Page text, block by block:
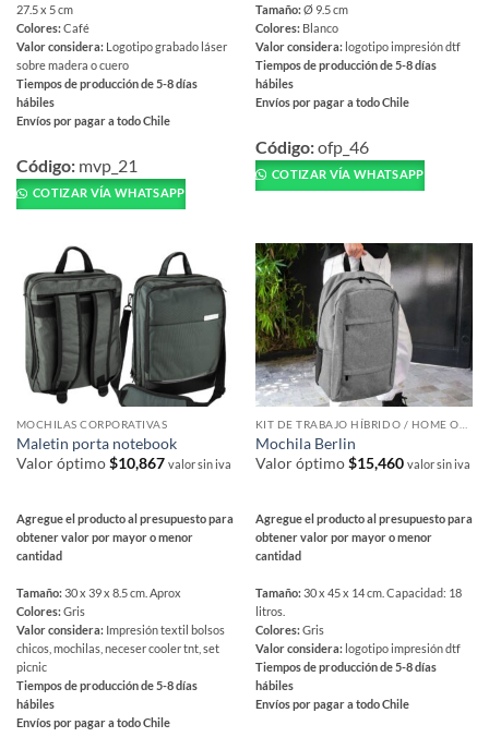
27.5 x 5 cm
Colores:Café
Valor considera: Logotipo grabado láser
sobre madera o cuero
Tiempos de producción de 5-8 días
hábiles
Envíos por pagar a todo Chile
producto
tiene
múltiples
opciones
se
pueden
elegir
en
de
producto
Código: mvp_21
COTIZAR VÍA WHATSAPP
Tamaño:Ø 9.5 cm
Colores: Blanco
Valor considera: logotipo impresión dtf
Tiempos de producción de 5-8 días
hábiles
Envíos por pagar a todo Chile
producto
tiene
múltiples
opciones
se
pueden
elegir
en
la
página
de
producto
Código:ofp_46
COTIZAR VÍA WHATSAPP
MOCHILAS CORPORATIVAS
Maletin porta notebook
Valor óptimo$10,867 valor sin iva
Agregue el producto al presupuesto para
obtener valor por mayor o menor
cantidad
Tamaño:30 x 39 x 8.5 cm. Aprox
Colores:Gris
Valor considera: Impresión textil bolsos
chicos, mochilas, neceser cooler tnt, set
picnic
Tiempos de producción de 5-8 días
hábiles
Envíos por pagar a todo Chile
Mochila Berlin
Valor óptimo$15,460 valor sin iva
Agregue el producto al presupuesto para
obtener valor por mayor o menor
cantidad
Tamaño:30 x 45 x 14 cm. Capacidad: 18
litros.
Colores:Gris
Valor considera: logotipo impresión dtf
Tiempos de producción de 5-8 días
hábiles
Envíos por pagar a todo Chile